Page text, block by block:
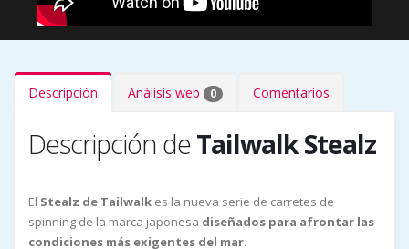
Descripción Análisis web 0 Comentarios
Descripción deTailwalk Stealz
El Stealz de Tailwalk es la nueva serie de carretes de
spinning de la marca japonesa diseñados para afrontar las
condiciones más exigentes del mar.